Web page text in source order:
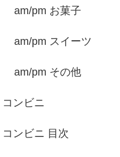
am/pm お菓子
am/pm スイーツ
am/pm その他
コンビニ
コンビニ 目次